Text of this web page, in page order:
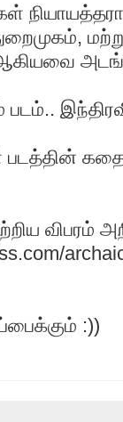
ஆகியவை
விபரம்
:))